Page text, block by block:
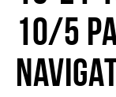
10/5